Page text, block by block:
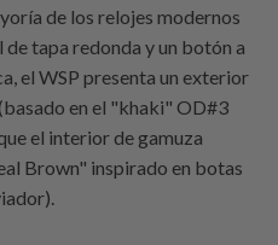
de los relojes modernos
tapa redonda y un botón a
el WSP presenta un exterior
en el "khaki" OD#3
el interior de gamuza
Brown" inspirado en botas